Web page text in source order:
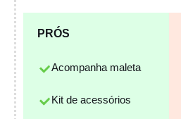
PRÓS
Acompanha maleta
Kit de acessórios